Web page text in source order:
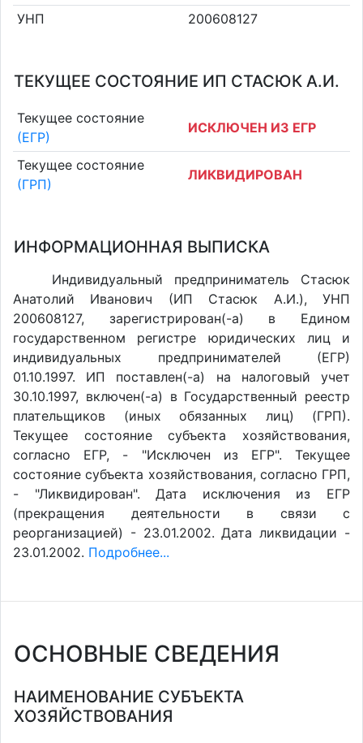
УНП
200608127
ТЕКУЩЕЕ СОСТОЯНИЕ ИП СТАСЮК А.И.
Текущее состояние
(ЕГР)
ИСКЛЮЧЕН ИЗ ЕГР
Текущее состояние
(ГРП)
ЛИКВИДИРОВАН
ИНФОРМАЦИОННАЯ ВЫПИСКА
Индивидуальный предприниматель Стасюк
Анатолий Иванович (ИП Стасюк А.И.), УНП
200608127, зарегистрирован(-а) в Едином
государственном регистре юридических лиц и
индивидуальных предпринимателей (ЕГР)
01.10.1997. ИП поставлен(-a) на налоговый учет
30.10.1997, включен(-a) в Государственный реестр
плательщиков (иных обязанных лиц) (ГРП).
Текущее состояние субъекта хозяйствования,
согласно ЕГР, - "Исключен из ЕГР". Текущее
состояние субъекта хозяйствования, согласно ГРП,
- "Ликвидирован". Дата исключения из ЕГР
(прекращения деятельности в связи с
реорганизацией) - 23.01.2002. Дата ликвидации -
23.01.2002. Подробнее...
ОСНОВНЫЕ СВЕДЕНИЯ
НАИМЕНОВАНИЕ СУБЪЕКТА
ХОЗЯЙСТВОВАНИЯ